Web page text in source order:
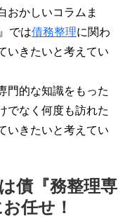
おかしいコラムま
では債務整理に関わ
いきたいと考えてい
門的な知識をもった
でなく何度も訪れた
いきたいと考えてい
債『務整理専
任せ！